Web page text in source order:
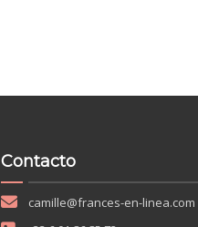
Contacto
camille@frances-en-linea.com